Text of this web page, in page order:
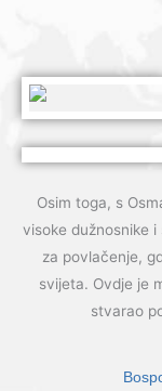
Osim toga, s
visoke dužnosnike
za povlačenje,
svijeta. Ovdje je
stvarao